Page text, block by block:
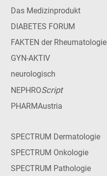
Das Medizinprodukt
DIABETES FORUM
FAKTEN der Rheumatologie
GYN-AKTIV
neurologisch
NEPHROScript
PHARMAustria
SPECTRUM Dermatologie
SPECTRUM Onkologie
SPECTRUM Pathologie